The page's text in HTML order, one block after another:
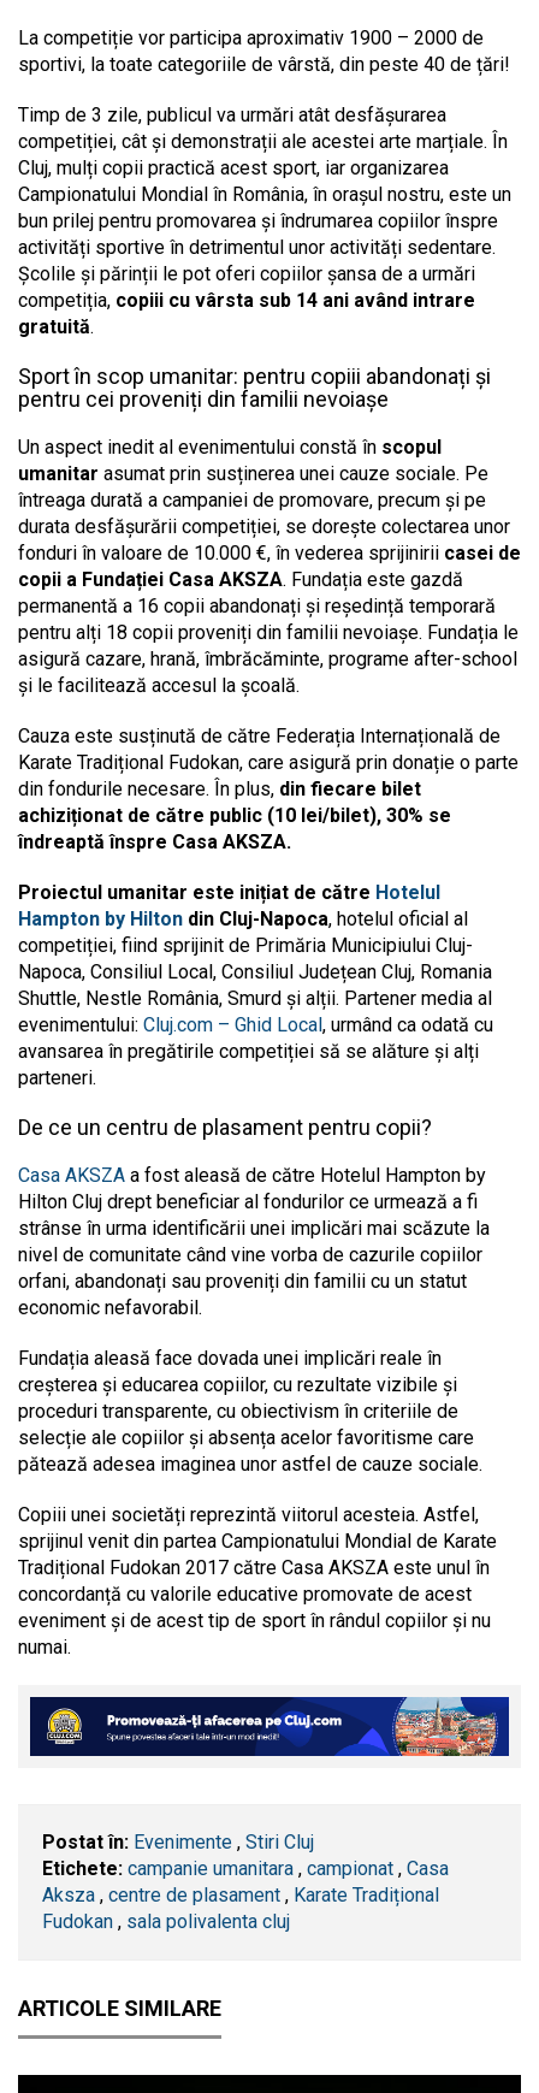
La competiție vor participa aproximativ 1900 – 2000 de
sportivi, la toate categoriile de vârstă, din peste 40 de țări!
Timp de 3 zile, publicul va urmări atât desfășurarea
competiției, cât și demonstrații ale acestei arte marțiale. În
Cluj, mulți copii practică acest sport, iar organizarea
Campionatului Mondial în România, în orașul nostru, este un
bun prilej pentru promovarea și îndrumarea copiilor înspre
activități sportive în detrimentul unor activități sedentare.
Școlile și părinții le pot oferi copiilor șansa de a urmări
competiția, copiii cu vârsta sub 14 ani având intrare
gratuită.
Sport în scop umanitar: pentru copiii abandonați și
pentru cei proveniți din familii nevoiașe
Un aspect inedit al evenimentului constă în scopul
umanitar asumat prin susținerea unei cauze sociale. Pe
întreaga durată a campaniei de promovare, precum și pe
durata desfășurării competiției, se dorește colectarea unor
fonduri în valoare de 10.000 €, în vederea sprijinirii casei de
copii a Fundației Casa AKSZA. Fundația este gazdă
permanentă a 16 copii abandonați și reședință temporară
pentru alți 18 copii proveniți din familii nevoiașe. Fundația le
asigură cazare, hrană, îmbrăcăminte, programe after-school
și le facilitează accesul la școală.
Cauza este susținută de către Federația Internațională de
Karate Tradițional Fudokan, care asigură prin donație o parte
din fondurile necesare. În plus, din fiecare bilet
achiziționat de către public (10 lei/bilet), 30% se
îndreaptă înspre Casa AKSZA.
Proiectul umanitar este inițiat de către Hotelul
Hampton by Hilton din Cluj-Napoca, hotelul oficial al
competiției, fiind sprijinit de Primăria Municipiului Cluj-
Napoca, Consiliul Local, Consiliul Județean Cluj, Romania
Shuttle, Nestle România, Smurd și alții. Partener media al
evenimentului: Cluj.com – Ghid Local, urmând ca odată cu
avansarea în pregătirile competiției să se alăture și alți
parteneri.
De ce un centru de plasament pentru copii?
Casa AKSZA a fost aleasă de către Hotelul Hampton by
Hilton Cluj drept beneficiar al fondurilor ce urmează a fi
strânse în urma identificării unei implicări mai scăzute la
nivel de comunitate când vine vorba de cazurile copiilor
orfani, abandonați sau proveniți din familii cu un statut
economic nefavorabil.
Fundația aleasă face dovada unei implicări reale în
creșterea și educarea copiilor, cu rezultate vizibile și
proceduri transparente, cu obiectivism în criteriile de
selecție ale copiilor și absența acelor favoritisme care
pătează adesea imaginea unor astfel de cauze sociale.
Copiii unei societăți reprezintă viitorul acesteia. Astfel,
sprijinul venit din partea Campionatului Mondial de Karate
Tradițional Fudokan 2017 către Casa AKSZA este unul în
concordanță cu valorile educative promovate de acest
eveniment și de acest tip de sport în rândul copiilor și nu
numai.
Postat în: Evenimente , Stiri Cluj
Etichete: campanie umanitara , campionat , Casa
Aksza , centre de plasament , Karate Tradițional
Fudokan , sala polivalenta cluj
ARTICOLE SIMILARE